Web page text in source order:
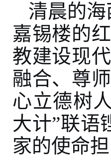
清晨的
嘉锡楼的
教建设现
融合、尊
心立德树
大计”联语
家的使命担